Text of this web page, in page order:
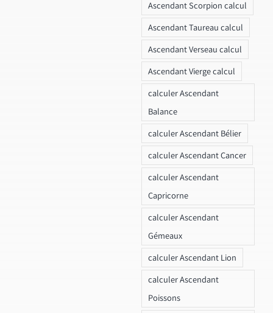
Ascendant Scorpion calcul
Ascendant Taureau calcul
Ascendant Verseau calcul
Ascendant Vierge calcul
calculer Ascendant
Balance
calculer Ascendant Bélier
calculer Ascendant Cancer
calculer Ascendant
Capricorne
calculer Ascendant
Gémeaux
calculer Ascendant Lion
calculer Ascendant
Poissons